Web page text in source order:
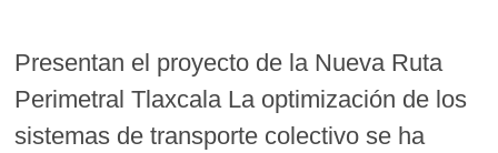
Presentan el proyecto de la Nueva Ruta
Perimetral Tlaxcala La optimización de los
sistemas de transporte colectivo se ha